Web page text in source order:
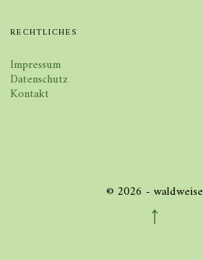
RECHTLICHES
Impressum
Datenschutz
Kontakt
© 2026 - waldweise